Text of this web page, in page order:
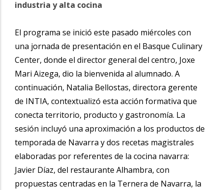
industria y alta cocina
El programa se inició este pasado miércoles con
una jornada de presentación en el Basque Culinary
Center, donde el director general del centro, Joxe
Mari Aizega, dio la bienvenida al alumnado. A
continuación, Natalia Bellostas, directora gerente
de INTIA, contextualizó esta acción formativa que
conecta territorio, producto y gastronomía. La
sesión incluyó una aproximación a los productos de
temporada de Navarra y dos recetas magistrales
elaboradas por referentes de la cocina navarra:
Javier Díaz, del restaurante Alhambra, con
propuestas centradas en la Ternera de Navarra, la